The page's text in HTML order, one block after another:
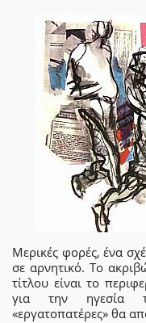
Μερικές φορές, ένα
σε αρνητικό. Το
τίτλου είναι το
για την ηγεσία
«εργατοπατέρες» θα